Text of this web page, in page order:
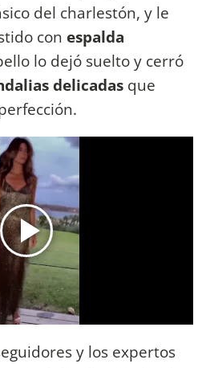
del charlestón, y le
con espalda
lo dejó suelto y cerró
delicadas que
y los expertos